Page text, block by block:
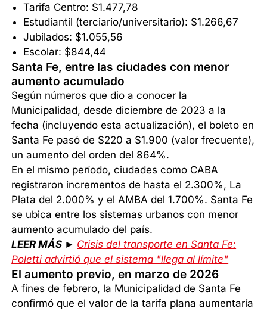
Tarifa Centro: $1.477,78
Estudiantil (terciario/universitario): $1.266,67
Jubilados: $1.055,56
Escolar: $844,44
Santa Fe, entre las ciudades con menor
aumento acumulado
Según números que dio a conocer la
Municipalidad, desde diciembre de 2023 a la
fecha (incluyendo esta actualización), el boleto en
Santa Fe pasó de $220 a $1.900 (valor frecuente),
un aumento del orden del 864%.
En el mismo período, ciudades como CABA
registraron incrementos de hasta el 2.300%, La
Plata del 2.000% y el AMBA del 1.700%. Santa Fe
se ubica entre los sistemas urbanos con menor
aumento acumulado del país.
LEER MÁS ► Crisis del transporte en Santa Fe:
Poletti advirtió que el sistema "llega al límite"
El aumento previo, en marzo de 2026
A fines de febrero, la Municipalidad de Santa Fe
confirmó que el valor de la tarifa plana aumentaría